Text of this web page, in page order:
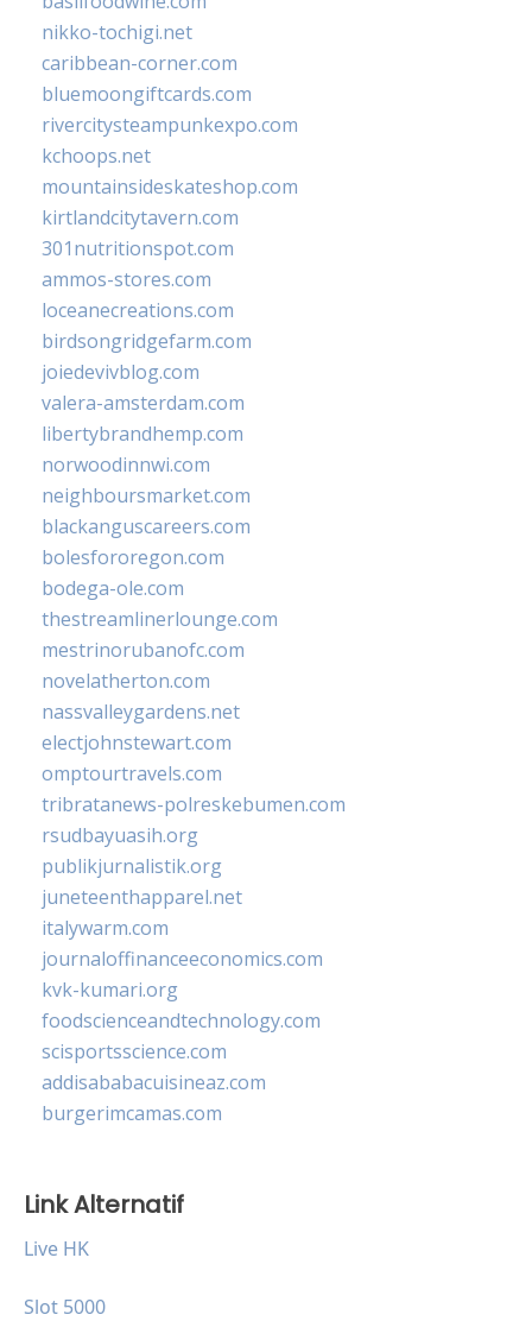
nikko-tochigi.net
caribbean-corner.com
bluemoongiftcards.com
rivercitysteampunkexpo.com
kchoops.net
mountainsideskateshop.com
kirtlandcitytavern.com
301nutritionspot.com
ammos-stores.com
loceanecreations.com
birdsongridgefarm.com
joiedevivblog.com
valera-amsterdam.com
libertybrandhemp.com
norwoodinnwi.com
neighboursmarket.com
blackanguscareers.com
bolesfororegon.com
bodega-ole.com
thestreamlinerlounge.com
mestrinorubanofc.com
novelatherton.com
nassvalleygardens.net
electjohnstewart.com
omptourtravels.com
tribratanews-polreskebumen.com
rsudbayuasih.org
publikjurnalistik.org
juneteenthapparel.net
italywarm.com
journaloffinanceeconomics.com
kvk-kumari.org
foodscienceandtechnology.com
scisportsscience.com
addisababacuisineaz.com
burgerimcamas.com
Link Alternatif
Live HK
Slot 5000